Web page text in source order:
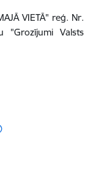
VIETĀ" reģ. Nr.
"Grozījumi Valsts